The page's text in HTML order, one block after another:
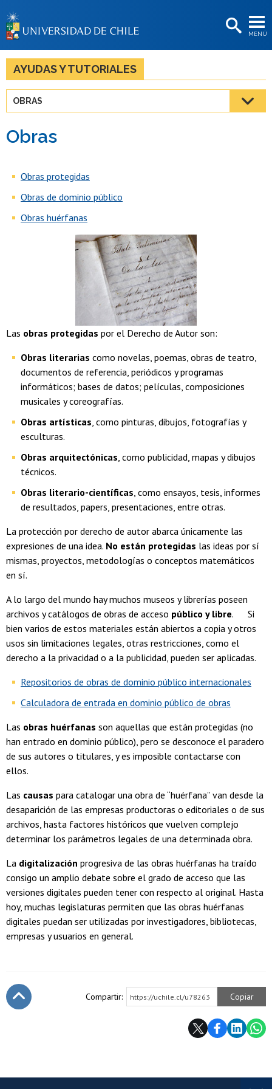
MENÚ
BIBLIOTECAS
LA UNIVERSIDAD
Estudiantes
AYUDAS Y TUTORIALES
OBRAS
Obras
Obras protegidas
Obras de dominio público
Obras huérfanas
Las obras protegidas por el Derecho de Autor son:
Obras literarias como novelas, poemas, obras de teatro,
documentos de referencia, periódicos y programas
informáticos; bases de datos; películas, composiciones
musicales y coreografías.
Obras artísticas, como pinturas, dibujos, fotografías y
esculturas.
Obras arquitectónicas, como publicidad, mapas y dibujos
técnicos.
Obras literario-científicas, como ensayos, tesis, informes
de resultados, papers, presentaciones, entre otras.
La protección por derecho de autor abarca únicamente las
expresiones de una idea. No están protegidas las ideas por sí
mismas, proyectos, metodologías o conceptos matemáticos
en sí.
A lo largo del mundo hay muchos museos y librerías poseen
archivos y catálogos de obras de acceso público y libre. Si
bien varios de estos materiales están abiertos a copia y otros
usos sin limitaciones legales, otras restricciones, como el
derecho a la privacidad o a la publicidad, pueden ser aplicadas.
Repositorios de obras de dominio público internacionales
Calculadora de entrada en dominio público de obras
Las obras huérfanas son aquellas que están protegidas (no
han entrado en dominio público), pero se desconoce el paradero
de sus autores o titulares, y es imposible contactarse con
ellos.
Las causas para catalogar una obra de “huérfana” van desde la
desaparición de las empresas productoras o editoriales o de sus
archivos, hasta factores históricos que vuelven complejo
determinar los parámetros legales de una determinada obra.
La digitalización progresiva de las obras huérfanas ha traído
consigo un amplio debate sobre el grado de acceso que las
versiones digitales pueden tener con respecto al original. Hasta
hoy, muchas legislaturas permiten que las obras huérfanas
digitales puedan ser utilizadas por investigadores, bibliotecas,
empresas y usuarios en general.
Compartir: https://uchile.cl/u78263 Copiar